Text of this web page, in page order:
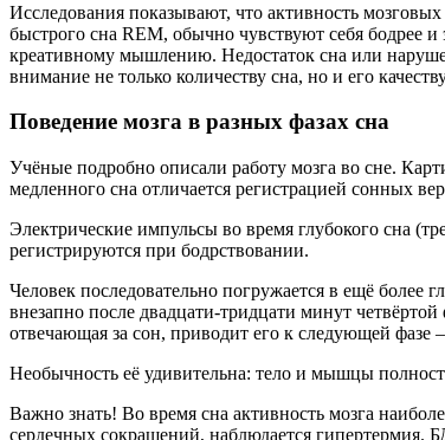
Исследования показывают, что активность
быстрого сна REM, обычно чувствуют себя бодрее и
креативному мышлению. Недостаток сна или
внимание не только количеству сна, но и его
Поведение мозга в разных фазах сна
Учёные подробно описали работу мозга во сне.
медленного сна отличается регистрацией сонных
Электрические импульсы во время глубокого сна
регистрируются при бодрствовании.
Человек последовательно погружается в ещё
внезапно после двадцати-тридцати минут
отвечающая за сон, приводит его к следующей фазе
Необычность её удивительна: тело и мышцы
Важно знать! Во время сна активность мозга
сердечных сокращений, наблюдается гипертермия.